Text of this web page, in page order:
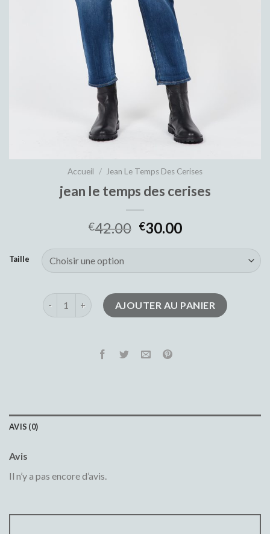
Accueil / Jean Le Temps Des Cerises
jean le temps des cerises
€42.00 €30.00
Taille
quantité de jean le temps des cerises
AJOUTER AU PANIER
AVIS (0)
Avis
Il n’y a pas encore d’avis.